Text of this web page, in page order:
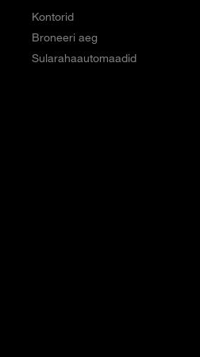
Kontorid
Broneeri aeg
Sularahaautomaadid